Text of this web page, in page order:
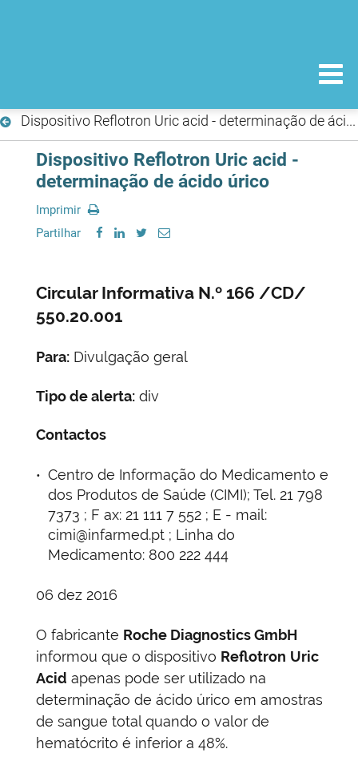
Dispositivo Reflotron Uric acid - determinação de ácido úrico
Dispositivo Reflotron Uric acid -
determinação de ácido úrico
Imprimir
Partilhar
Circular Informativa N.º 166 /CD/
550.20.001
Para: Divulgação geral
Tipo de alerta: div
Contactos
Centro de Informação do Medicamento e
dos Produtos de Saúde (CIMI); Tel. 21 798
7373 ; F ax: 21 111 7 552 ; E - mail:
cimi@infarmed.pt ; Linha do
Medicamento: 800 222 444
06 dez 2016
O fabricante Roche Diagnostics GmbH
informou que o dispositivo Reflotron Uric
Acid apenas pode ser utilizado na
determinação de ácido úrico em amostras
de sangue total quando o valor de
hematócrito é inferior a 48%.